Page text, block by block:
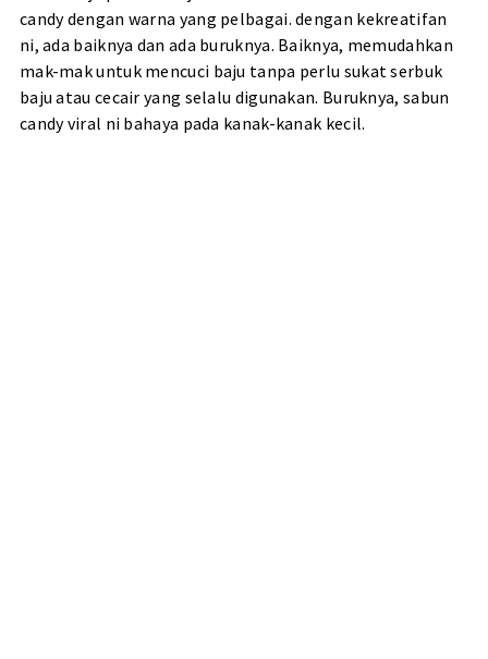
candy dengan warna yang pelbagai. dengan kekreatifan
ni, ada baiknya dan ada buruknya. Baiknya, memudahkan
mak-mak untuk mencuci baju tanpa perlu sukat serbuk
baju atau cecair yang selalu digunakan. Buruknya, sabun
candy viral ni bahaya pada kanak-kanak kecil.